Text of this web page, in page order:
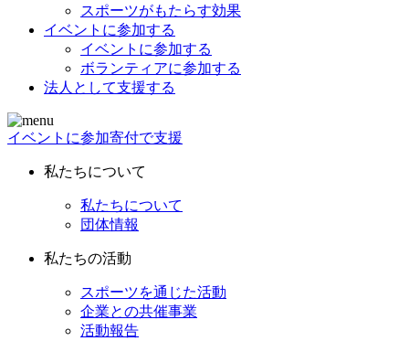
スポーツがもたらす効果
イベントに参加する
イベントに参加する
ボランティアに参加する
法人として支援する
イベントに参加寄付で支援
私たちについて
私たちについて
団体情報
私たちの活動
スポーツを通じた活動
企業との共催事業
活動報告